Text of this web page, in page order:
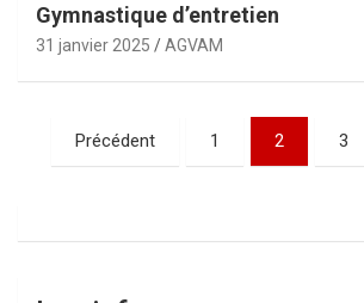
Gymnastique d’entretien
31 janvier 2025 AGVAM
Pagination
des
Précédent 1 2 3